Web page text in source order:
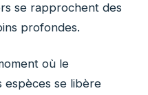
se rapprochent des
profondes.
où le
espèces se libère